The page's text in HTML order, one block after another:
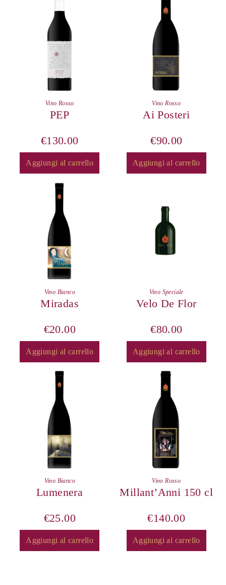
Vino Rosso
PEP
€130.00
Aggiungi al carrello
Vino Rosso
Ai Posteri
€90.00
Aggiungi al carrello
Vino Bianco
Miradas
€20.00
Aggiungi al carrello
Vino Speciale
Velo De Flor
€80.00
Aggiungi al carrello
Vino Bianco
Lumenera
€25.00
Aggiungi al carrello
Vino Rosso
Millant’Anni 150 cl
€140.00
Aggiungi al carrello